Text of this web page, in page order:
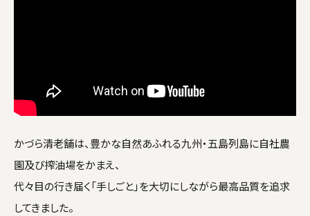
かづら清老舗は、豊かな自然あふれる九州・五島列島に自社農
園及び搾油場をかまえ、
代々目の行き届く「手しごと」を大切にしながら最高品質を追求
してきました。